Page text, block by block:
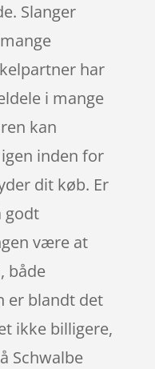
Slanger
har
i mange
kan
inden for
dit køb. Er
godt
være at
både
er blandt det
ikke billigere,
Schwalbe